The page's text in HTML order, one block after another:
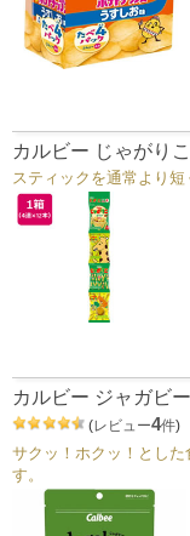
カルビー じゃがり
スティックを通常より短
カルビー ジャガビ
(レビュー4件)
サクッ！ホクッ！とし
す。